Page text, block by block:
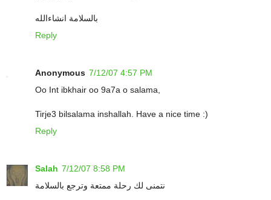
بالسلامة انشاءالله
Reply
Anonymous 7/12/07 4:57 PM
Oo Int ibkhair oo 9a7a o salama,
Tirje3 bilsalama inshallah. Have a nice time :)
Reply
Salah 7/12/07 8:58 PM
نتمنى لك رحلة ممتعة وترجع بالسلامة